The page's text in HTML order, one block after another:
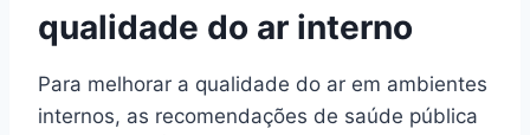
qualidade do ar interno
Para melhorar a qualidade do ar em ambientes
internos, as recomendações de saúde pública